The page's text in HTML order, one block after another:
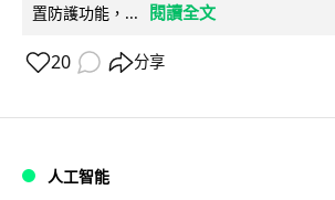
置防護功能，...
閱讀全文
20 分享
人工智能